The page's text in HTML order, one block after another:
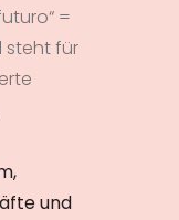
=
steht für
und